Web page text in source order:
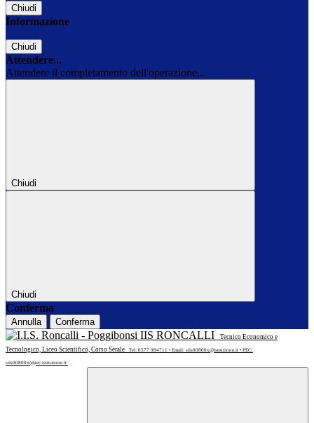
Chiudi
Informazione
Chiudi
Attendere...
Attendere il completamento dell'operazione...
Chiudi
Chiudi
Conferma
Annulla Conferma
IIS RONCALLI
Tecnico Economico e
Tecnologico, Liceo Scientifico, Corso Serale
Tel: 0577 984711 • Email: siis00800x@istruzione.it • PEC:
siis00800x@pec.istruzione.it